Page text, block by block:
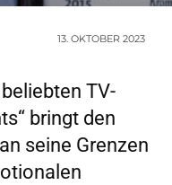
13. OKTOBER 2023
TV-
bringt den
seine Grenzen